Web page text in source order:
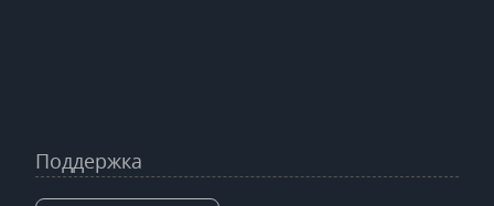
Поддержка